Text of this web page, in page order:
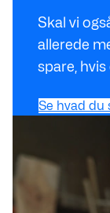
Skal vi
allerede
spare,
Se hvad du